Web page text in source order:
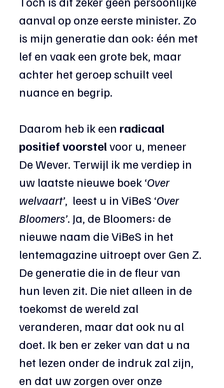
aanval op onze eerste minister. Zo
is mijn generatie dan ook: één met
lef en vaak een grote bek, maar
achter het geroep schuilt veel
nuance en begrip.
Daarom heb ik een radicaal
positief voorstel voor u, meneer
De Wever. Terwijl ik me verdiep in
uw laatste nieuwe boek ‘Over
welvaart’,  leest u in ViBeS ‘Over
Bloomers’. Ja, de Bloomers: de
nieuwe naam die ViBeS in het
lentemagazine uitroept over Gen Z.
De generatie die in de fleur van
hun leven zit. Die niet alleen in de
toekomst de wereld zal
veranderen, maar dat ook nu al
doet. Ik ben er zeker van dat u na
het lezen onder de indruk zal zijn,
en dat uw zorgen over onze